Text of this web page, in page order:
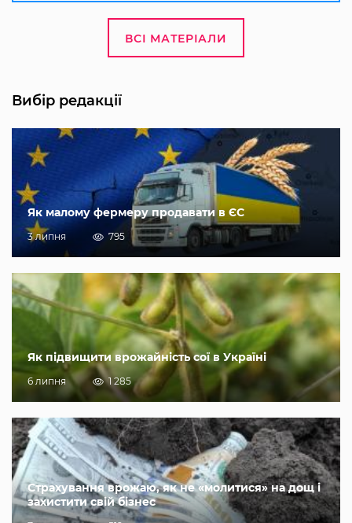
ВСІ МАТЕРІАЛИ
Вибір редакції
Як малому фермеру продавати в ЄС
3 липня 795
Як підвищити врожайність сої в Україні
6 липня 1 285
Страхування врожаю, як не «молитися» на дощ і
захистити свій бізнес